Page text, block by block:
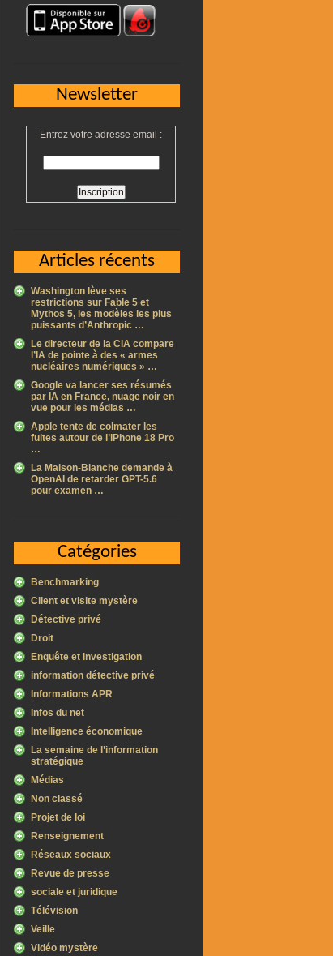
Newsletter
Entrez votre adresse email :
Articles récents
Washington lève ses
restrictions sur Fable 5 et
Mythos 5, les modèles les plus
puissants d’Anthropic …
Le directeur de la CIA compare
l’IA de pointe à des « armes
nucléaires numériques » …
Google va lancer ses résumés
par IA en France, nuage noir en
vue pour les médias …
Apple tente de colmater les
fuites autour de l’iPhone 18 Pro
…
La Maison-Blanche demande à
OpenAI de retarder GPT-5.6
pour examen …
Catégories
Benchmarking
Client et visite mystère
Détective privé
Droit
Enquête et investigation
information détective privé
Informations APR
Infos du net
Intelligence économique
La semaine de l’information
stratégique
Médias
Non classé
Projet de loi
Renseignement
Réseaux sociaux
Revue de presse
sociale et juridique
Télévision
Veille
Vidéo mystère